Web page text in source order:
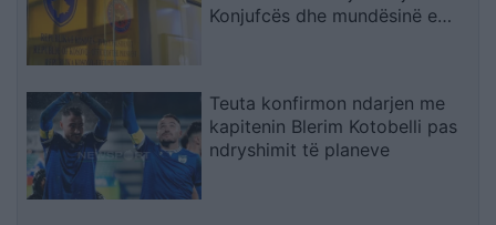
Konjufcës dhe mundësinë e
Teuta konfirmon ndarjen me
kapitenin Blerim Kotobelli pas
ndryshimit të planeve